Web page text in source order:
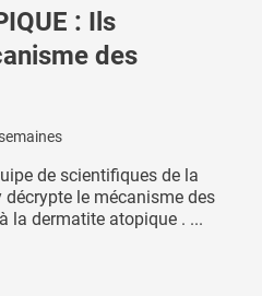
: Ils
des
de scientifiques de la
le mécanisme des
la dermatite atopique . ...